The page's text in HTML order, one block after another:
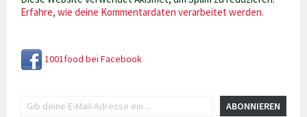
Erfahre, wie deine Kommentardaten verarbeitet werden.
1001food bei Facebook
ABONNIEREN